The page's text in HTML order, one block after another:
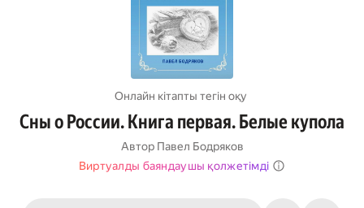
Онлайн кітапты тегін оқу
Сны о России. Книга первая. Белые купола
Автор Павел Бодряков
Виртуалды баяндаушы қолжетімді